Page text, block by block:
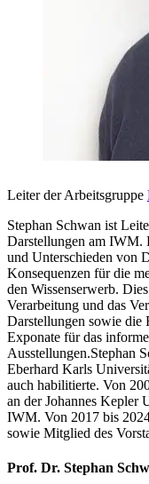
Leiter der Arbeitsgruppe
Stephan Schwan ist
Darstellungen am IWM.
und Unterschieden von
Konsequenzen für die
den Wissenserwerb.
Verarbeitung und das
Darstellungen sowie die
Exponate für das
Ausstellungen.Stephan
Eberhard Karls
auch habilitierte. Von
an der Johannes Kepler
IWM. Von 2017 bis
sowie Mitglied des
Prof. Dr. Stephan